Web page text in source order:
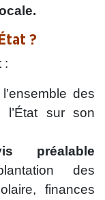
?
:
l’ensemble des
l’État sur son
préalable
des
finances